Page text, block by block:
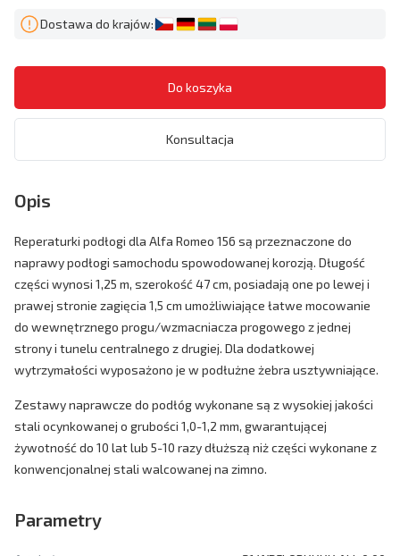
Dostawa do krajów:
Konsultacja
Opis
Reperaturki podłogi dla Alfa Romeo 156 są przeznaczone do
naprawy podłogi samochodu spowodowanej korozją. Długość
części wynosi 1,25 m, szerokość 47 cm, posiadają one po lewej i
prawej stronie zagięcia 1,5 cm umożliwiające łatwe mocowanie
do wewnętrznego progu/wzmacniacza progowego z jednej
strony i tunelu centralnego z drugiej. Dla dodatkowej
wytrzymałości wyposażono je w podłużne żebra usztywniające.
Zestawy naprawcze do podłóg wykonane są z wysokiej jakości
stali ocynkowanej o grubości 1,0-1,2 mm, gwarantującej
żywotność do 10 lat lub 5-10 razy dłuższą niż części wykonane z
konwencjonalnej stali walcowanej na zimno.
Parametry